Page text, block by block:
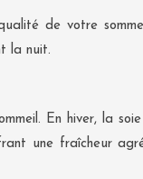
de votre
la nuit.
En hiver, la
une fraîcheur